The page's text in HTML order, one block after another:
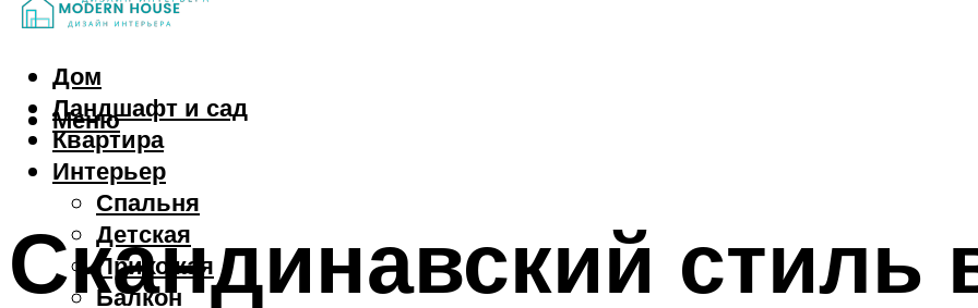
Дом
Ландшафт и сад
Квартира
Интерьер
Спальня
Детская
Прихожая
Балкон
Меню
Скандинавский стиль